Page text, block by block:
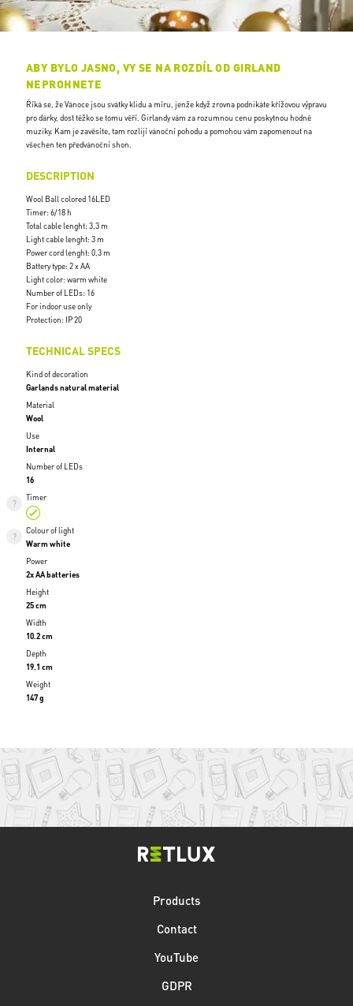
ABY BYLO JASNO, VY SE NA ROZDÍL OD GIRLAND
NEPROHNETE
Říká se, že Vánoce jsou svátky klidu a míru, jenže když zrovna podnikáte křížovou výpravu
pro dárky, dost těžko se tomu věří. Girlandy vám za rozumnou cenu poskytnou hodně
muziky. Kam je zavěsíte, tam rozlijí vánoční pohodu a pomohou vám zapomenout na
všechen ten předvánoční shon.
DESCRIPTION
Wool Ball colored 16LED
Timer: 6/18 h
Total cable lenght: 3,3 m
Light cable lenght: 3 m
Power cord lenght: 0,3 m
Battery type: 2 x AA
Light color: warm white
Number of LEDs: 16
For indoor use only
Protection: IP 20
TECHNICAL SPECS
Kind of decoration
Garlands natural material
Material
Wool
Use
Internal
Number of LEDs
16
Timer
Colour of light
Warm white
Power
2x AA batteries
Height
25 cm
Width
10.2 cm
Depth
19.1 cm
Weight
147 g
Products
Contact
YouTube
GDPR